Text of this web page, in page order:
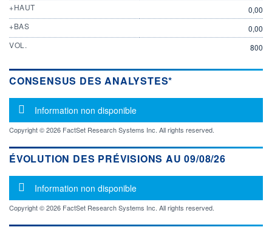
+HAUT
0,00
+BAS
0,00
VOL.
800
CONSENSUS DES ANALYSTES*
Message d'information
Information non disponible
Copyright © 2026 FactSet Research Systems Inc. All rights reserved.
ÉVOLUTION DES PRÉVISIONS AU 09/08/26
Message d'information
Information non disponible
Copyright © 2026 FactSet Research Systems Inc. All rights reserved.